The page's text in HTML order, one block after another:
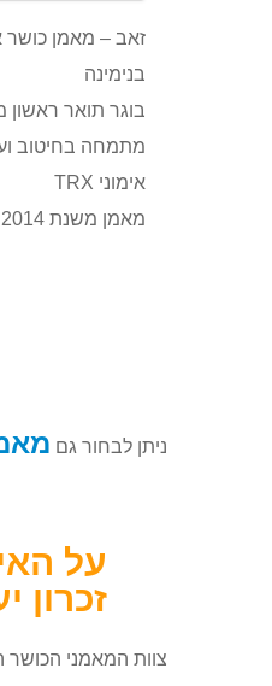
זאב – מאמן כושר
בנימינה
בוגר תואר ראשון
מתמחה בחיטוב
אימוני TRX
מאמן משנת 2014
ניתן לבחור גם
על
זכרון
צוות המאמני הכושר